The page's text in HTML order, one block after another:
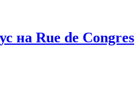
на Rue de Congres